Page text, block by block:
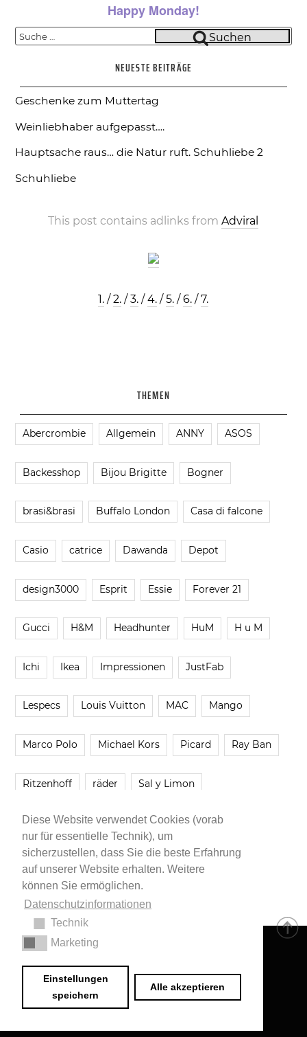
Diese Website verwendet Cookies (vorab
nur für essentielle Technik), um
sicherzustellen, dass Sie die beste Erfahrung
auf unserer Website erhalten. Weitere
können Sie ermöglichen.
Datenschutzinformationen
Technik
Marketing
Einstellungen
speichern
Alle akzeptieren
Happy Monday!
Suche
Suchen
NEUESTE BEITRÄGE
Geschenke zum Muttertag
Weinliebhaber aufgepasst….
Hauptsache raus… die Natur ruft. Schuhliebe 2
Schuhliebe
This post contains adlinks fromAdviral
1. /2. /3. /4. /5. /6. /7.
THEMEN
Abercrombie Allgemein ANNY ASOS
Backesshop Bijou Brigitte Bogner
brasi&brasi Buffalo London Casa di falcone
Casio catrice Dawanda Depot
design3000 Esprit Essie Forever 21
Gucci H&M Headhunter HuM H u M
Ichi Ikea Impressionen JustFab
Lespecs Louis Vuitton MAC Mango
Marco Polo Michael Kors Picard Ray Ban
Ritzenhoff räder Sal y Limon
Smartbuyglasses smash! Steve Madden
Younique Zara
Impressum
© 2020 Dr. Sarah Schwab-Jung